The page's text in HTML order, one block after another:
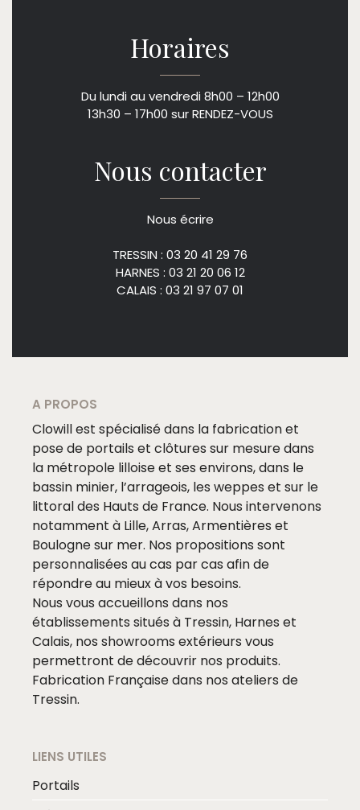
Horaires
Du lundi au vendredi 8h00 – 12h00
13h30 – 17h00 sur RENDEZ-VOUS
Nous contacter
Nous écrire
TRESSIN : 03 20 41 29 76
HARNES : 03 21 20 06 12
CALAIS : 03 21 97 07 01
A PROPOS
Clowill est spécialisé dans la fabrication et
pose de portails et clôtures sur mesure dans
la métropole lilloise et ses environs, dans le
bassin minier, l’arrageois, les weppes et sur le
littoral des Hauts de France. Nous intervenons
notamment à Lille, Arras, Armentières et
Boulogne sur mer. Nos propositions sont
personnalisées au cas par cas afin de
répondre au mieux à vos besoins.
Nous vous accueillons dans nos
établissements situés à Tressin, Harnes et
Calais, nos showrooms extérieurs vous
permettront de découvrir nos produits.
Fabrication Française dans nos ateliers de
Tressin.
LIENS UTILES
Portails